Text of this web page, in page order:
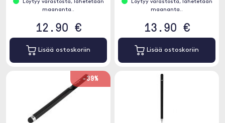
Löytyy varastosta, lähetetään
maananta..
12.90 €
Lisää ostoskoriin
Löytyy varastosta, lähetetään
maananta..
13.90 €
Lisää ostoskoriin
-39%